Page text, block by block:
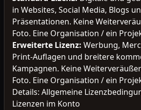
in Websites, Social Media, Blogs
Präsentationen. Keine
Foto. Eine Organisation / ein
Erweiterte Lizenz: Werbung,
Print-Auflagen und breitere
Kampagnen. Keine
Foto. Eine Organisation / ein
Details: Allgemeine
Lizenzen im Konto